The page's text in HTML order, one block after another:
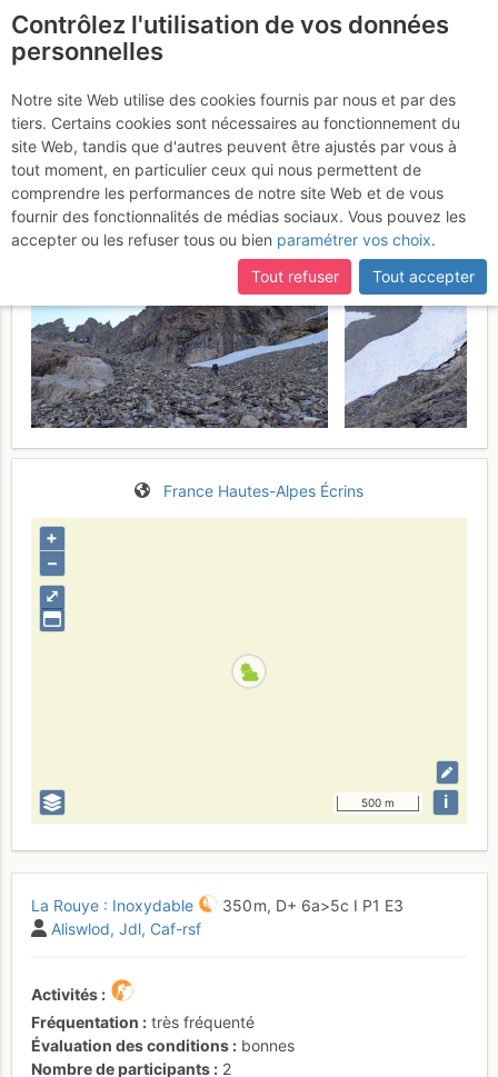
La Rouye : Inoxydable
Vendredi 14 juillet 2017
France Hautes-Alpes Écrins
⤢
+
–
500 m i
La Rouye : Inoxydable 350 m, D+ 6a>5c I P1 E3
Aliswlod Jdl Caf-rsf
Activités
Fréquentation
très fréquenté
Évaluation des conditions
bonnes
Nombre de participants
2
Contrôlez l'utilisation de vos données
personnelles
Notre site Web utilise des cookies fournis par nous et par des
tiers. Certains cookies sont nécessaires au fonctionnement du
site Web, tandis que d'autres peuvent être ajustés par vous à
tout moment, en particulier ceux qui nous permettent de
comprendre les performances de notre site Web et de vous
fournir des fonctionnalités de médias sociaux. Vous pouvez les
accepter ou les refuser tous ou bien paramétrer vos choix.
Tout refuser
Tout accepter